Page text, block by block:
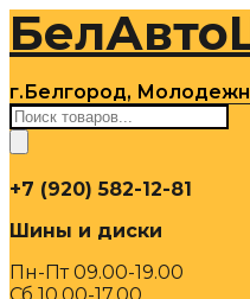
Перейти
содержимому
г.Белгород,
Поиск
товаров
+7 (920) 582-12-81
Шины и диски
Пн-Пт 09.00-19.00